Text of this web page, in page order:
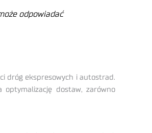
odpowiadać
dróg ekspresowych i autostrad.
dostaw, zarówno